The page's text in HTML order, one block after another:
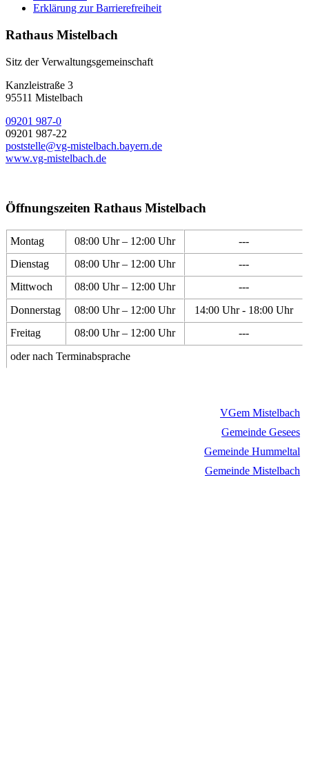
Erklärung zur Barrierefreiheit
Rathaus Mistelbach
Sitz der Verwaltungsgemeinschaft
Kanzleistraße 3
95511 Mistelbach
09201 987-0
09201 987-22
poststelle@vg-mistelbach.bayern.de
www.vg-mistelbach.de
Öffnungszeiten Rathaus Mistelbach
Montag 08:00 Uhr – 12:00 Uhr
---
Dienstag
08:00 Uhr – 12:00 Uhr
---
Mittwoch
08:00 Uhr – 12:00 Uhr
---
Donnerstag
08:00 Uhr – 12:00 Uhr
14:00 Uhr - 18:00 Uhr
Freitag
08:00 Uhr – 12:00 Uhr
---
oder nach Terminabsprache
VGem Mistelbach
Gemeinde Gesees
Gemeinde Hummeltal
Gemeinde Mistelbach